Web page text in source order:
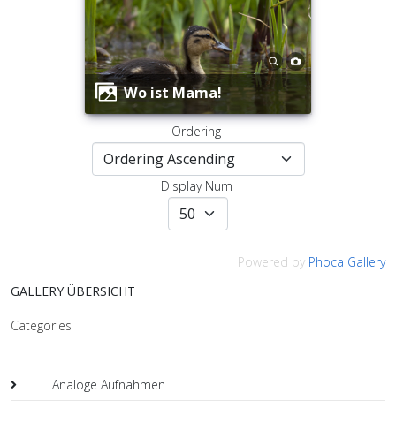
Wo ist Mama!
Ordering
Display Num
Powered by Phoca Gallery
GALLERY ÜBERSICHT
Categories
Analoge Aufnahmen